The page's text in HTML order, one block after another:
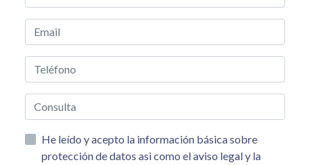
He leído y acepto la información básica sobre
protección de datos asi como el aviso legal y la